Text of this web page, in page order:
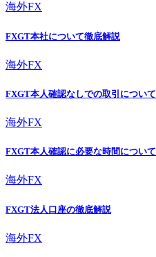
海外FX
FXGT本社について徹底解説
海外FX
FXGT本人確認なしでの取引について
海外FX
FXGT本人確認に必要な時間について
海外FX
FXGT法人口座の徹底解説
海外FX